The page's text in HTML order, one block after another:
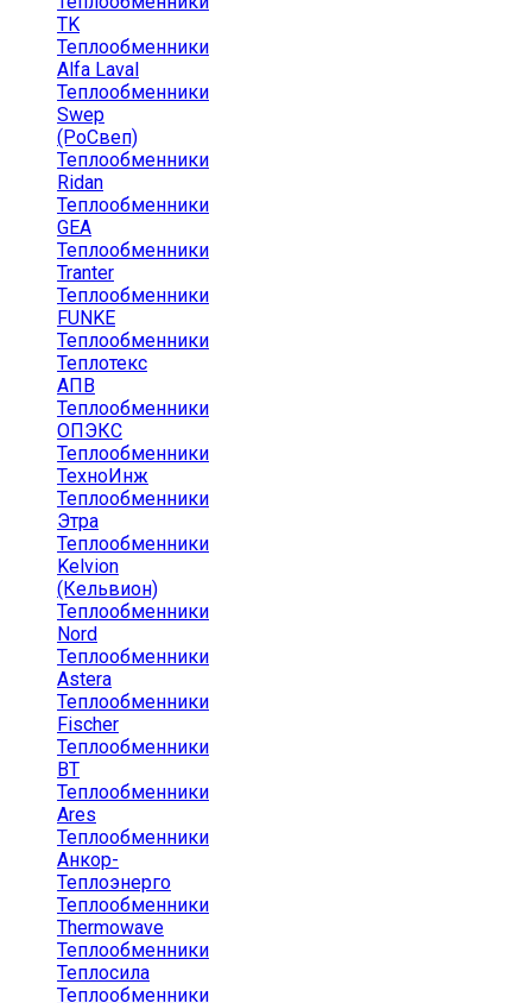
TK
Теплообменники
Alfa Laval
Теплообменники
Swep
(РоСвеп)
Теплообменники
Ridan
Теплообменники
GEA
Теплообменники
Tranter
Теплообменники
FUNKE
Теплообменники
Теплотекс
АПВ
Теплообменники
ОПЭКС
Теплообменники
ТехноИнж
Теплообменники
Этра
Теплообменники
Kelvion
(Кельвион)
Теплообменники
Nord
Теплообменники
Astera
Теплообменники
Fischer
Теплообменники
ВТ
Теплообменники
Ares
Теплообменники
Анкор-
Теплоэнерго
Теплообменники
Thermowave
Теплообменники
Теплосила
Теплообменники